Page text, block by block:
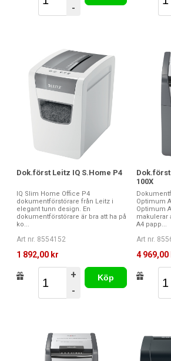
-
Dok.först Leitz IQ S.Home P4
IQ Slim Home Office P4
dokumentförstörare från Leitz i
elegant tunn design. En
dokumentförstörare är bra att ha på
ko...
Art nr. 8554152
1 892,00 kr
+
-
Köp
100X
Optimum
Optimum
makulerar
A4 papp...
Art nr.
4 969,00